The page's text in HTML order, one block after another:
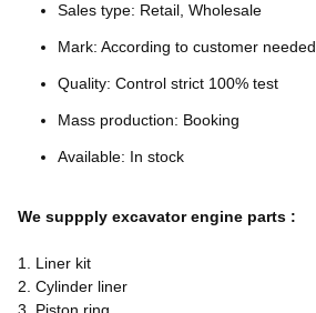
Sales type: Retail, Wholesale
Mark: According to customer needed
Quality: Control strict 100% test
Mass production: Booking
Available: In stock
We suppply excavator engine parts :
1. Liner kit
2. Cylinder liner